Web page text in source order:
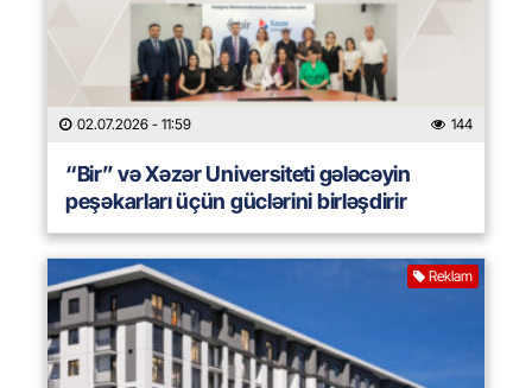
02.07.2026 - 11:59 144
“Bir” və Xəzər Universiteti gələcəyin
peşəkarları üçün güclərini birləşdirir
Reklam